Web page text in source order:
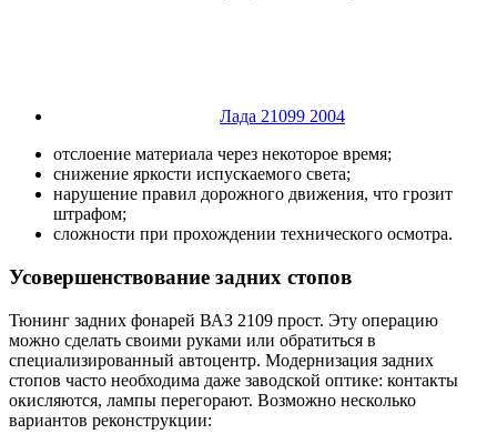
Лада 21099 2004
отслоение материала через некоторое время;
снижение яркости испускаемого света;
нарушение правил дорожного движения, что грозит
штрафом;
сложности при прохождении технического осмотра.
Усовершенствование задних стопов
Тюнинг задних фонарей ВАЗ 2109 прост. Эту операцию
можно сделать своими руками или обратиться в
специализированный автоцентр. Модернизация задних
стопов часто необходима даже заводской оптике: контакты
окисляются, лампы перегорают. Возможно несколько
вариантов реконструкции: